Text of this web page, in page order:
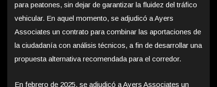
para peatones, sin dejar de garantizar la fluidez del tráfico
vehicular. En aquel momento, se adjudicó a Ayers
Associates un contrato para combinar las aportaciones de
la ciudadanía con análisis técnicos, a fin de desarrollar una
propuesta alternativa recomendada para el corredor.
En febrero de 2025, se adjudicó a Ayers Associates un